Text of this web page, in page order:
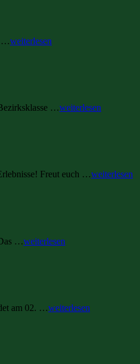
…weiterlesen
…weiterlesen
Freut euch …weiterlesen
…weiterlesen
am 02. …weiterlesen